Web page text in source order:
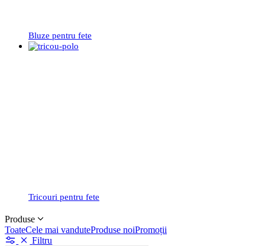
Bluze pentru fete
Tricouri pentru fete
Produse
ToateCele mai vanduteProduse noiPromoții
Filtru